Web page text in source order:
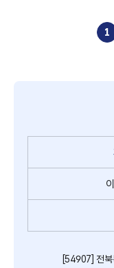
1
[54907] 전북